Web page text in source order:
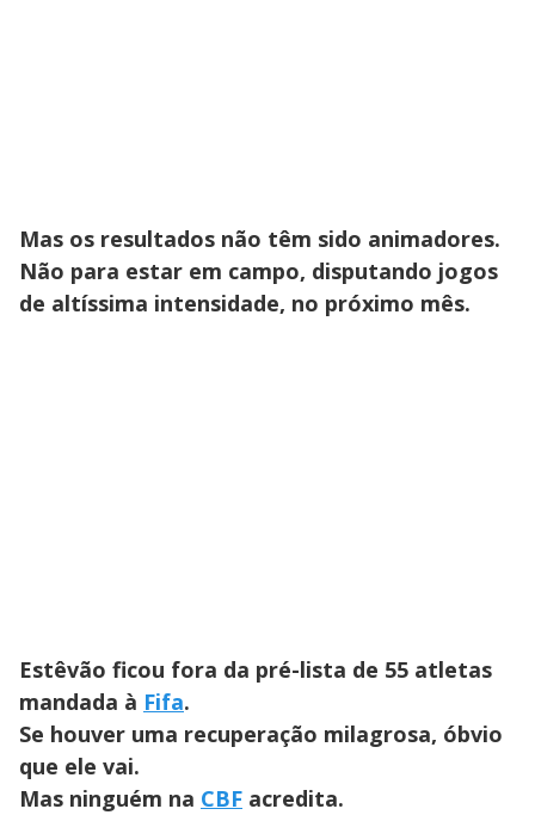
Mas os resultados não têm sido animadores.
Não para estar em campo, disputando jogos
de altíssima intensidade, no próximo mês.
Estêvão ficou fora da pré-lista de 55 atletas
mandada à Fifa.
Se houver uma recuperação milagrosa, óbvio
que ele vai.
Mas ninguém na CBF acredita.